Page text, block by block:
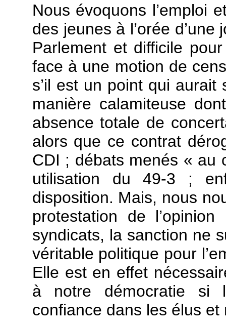
Nous évoquons l’emploi
des jeunes à l’orée
Parlement et difficile
face à une motion de
s’il est un point qui aurait
manière calamiteuse
absence totale de
alors que ce contrat
CDI ; débats menés « au
utilisation du 49-3 ;
disposition. Mais, nous
protestation de
syndicats, la sanction ne
véritable politique pour
Elle est en effet
à notre démocratie si
confiance dans les élus et